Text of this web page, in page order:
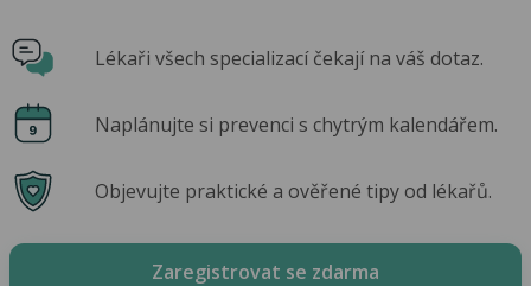
Lékaři všech specializací čekají na váš dotaz.
Naplánujte si prevenci s chytrým kalendářem.
Objevujte praktické a ověřené tipy od lékařů.
Zaregistrovat se zdarma